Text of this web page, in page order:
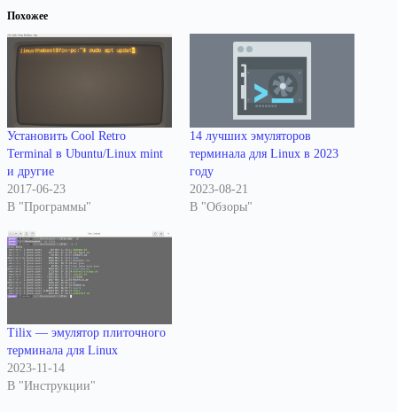
Похожее
Установить Cool Retro
Terminal в Ubuntu/Linux mint
и другие
2017-06-23
В "Программы"
14 лучших эмуляторов
терминала для Linux в 2023
году
2023-08-21
В "Обзоры"
Tilix — эмулятор плиточного
терминала для Linux
2023-11-14
В "Инструкции"